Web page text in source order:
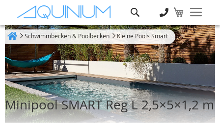
Schwimmbecken & Poolbecken Kleine Pools Smart
Minipool SMART Reg L 2,5×5×1,2 m